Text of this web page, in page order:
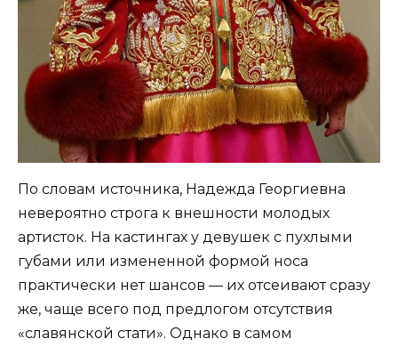
По словам источника, Надежда Георгиевна
невероятно строга к внешности молодых
артисток. На кастингах у девушек с пухлыми
губами или измененной формой носа
практически нет шансов — их отсеивают сразу
же, чаще всего под предлогом отсутствия
«славянской стати». Однако в самом